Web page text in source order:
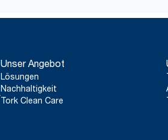
Unser Angebot
Lösungen
Nachhaltigkeit
Tork Clean Care